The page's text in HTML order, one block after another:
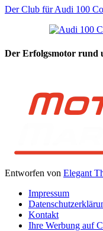
Der Club für Audi 100
Der Erfolgsmotor rund
Entworfen von Elegant
Impressum
Kontakt
Ihre Werbung auf